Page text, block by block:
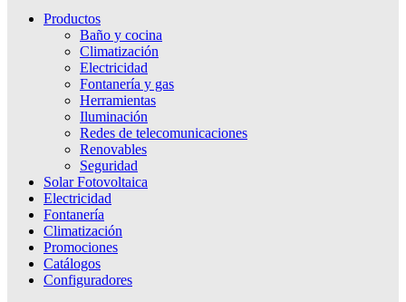
Productos
Baño y cocina
Climatización
Electricidad
Fontanería y gas
Herramientas
Iluminación
Redes de telecomunicaciones
Renovables
Seguridad
Solar Fotovoltaica
Electricidad
Fontanería
Climatización
Promociones
Catálogos
Configuradores